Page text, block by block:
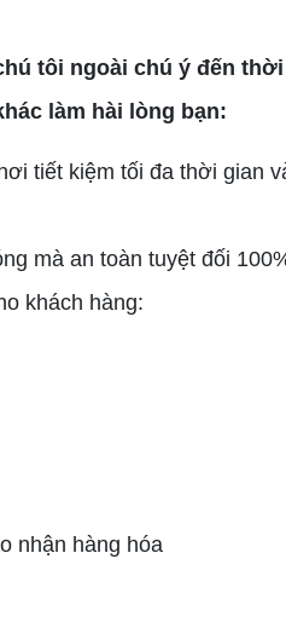
tôi ngoài chú ý đến
làm hài lòng bạn:
tiết kiệm tối đa thời gian
mà an toàn tuyệt đối
khách hàng:
nhận hàng hóa